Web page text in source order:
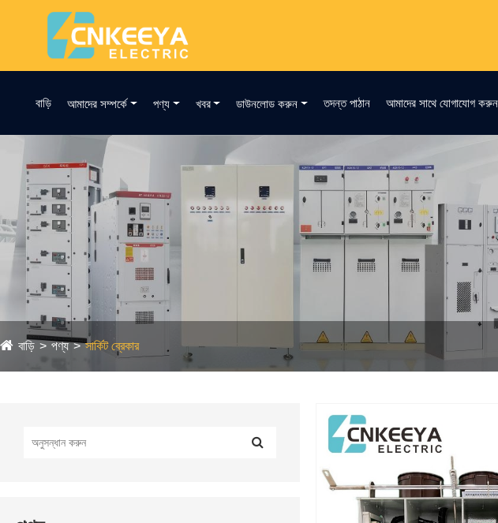
বাড়ি আমাদের সম্পর্কে পণ্য খবর ডাউনলোড করুন তদন্ত পাঠান আমাদের সাথে যোগাযোগ করুন
বাড়ি পণ্য সার্কিট ব্রেকার